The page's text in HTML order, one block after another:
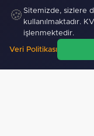
🍪 Sitemizde, sizlere
kullanılmaktadır.
işlenmektedir.
Veri Politikası